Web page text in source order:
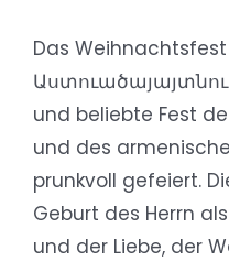
Das
und beliebte Fest
und des
prunkvoll gefeiert.
Geburt des Herrn
und der Liebe, der